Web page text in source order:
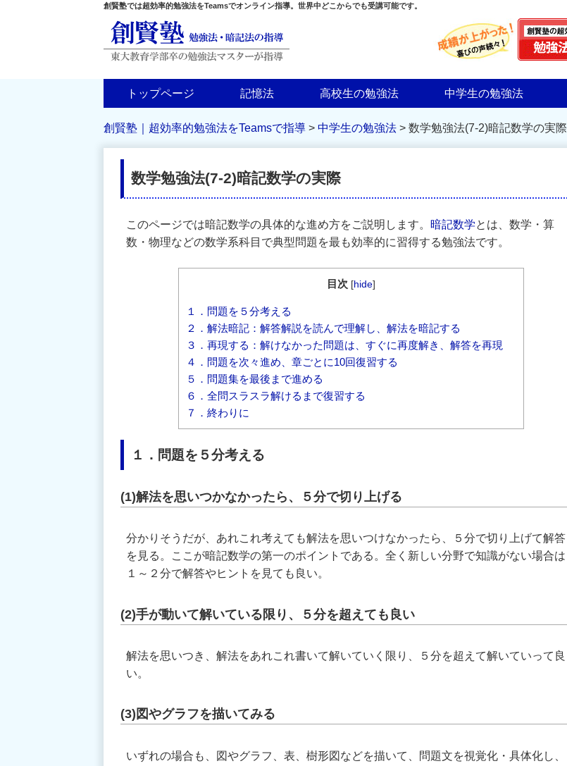
創賢塾では超効率的勉強法をTeamsでオンライン指導。世界中どこからでも受講可能です。
トップページ 記憶法 高校生の勉強法 中学生の勉強法
創賢塾｜超効率的勉強法をTeamsで指導 > 中学生の勉強法 > 数学勉強法(7-2)暗記数学の実際
数学勉強法(7-2)暗記数学の実際
このページでは暗記数学の具体的な進め方をご説明します。 暗記数学とは、数学・算
数・物理などの数学系科目で典型問題を最も効率的に習得する勉強法です。
目次 [hide]
１．問題を５分考える
２．解法暗記：解答解説を読んで理解し、解法を暗記する
３．再現する：解けなかった問題は、すぐに再度解き、解答を再現
４．問題を次々進め、章ごとに10回復習する
５．問題集を最後まで進める
６．全問スラスラ解けるまで復習する
７．終わりに
１．問題を５分考える
(1)解法を思いつかなかったら、５分で切り上げる
分かりそうだが、あれこれ考えても解法を思いつけなかったら、５分で切り上げて解答
を見る。ここが暗記数学の第一のポイントである。全く新しい分野で知識がない場合は
１～２分で解答やヒントを見ても良い。
(2)手が動いて解いている限り、５分を超えても良い
解法を思いつき、解法をあれこれ書いて解いていく限り、５分を超えて解いていって良
い。
(3)図やグラフを描いてみる
いずれの場合も、図やグラフ、表、樹形図などを描いて、問題文を視覚化・具体化し、